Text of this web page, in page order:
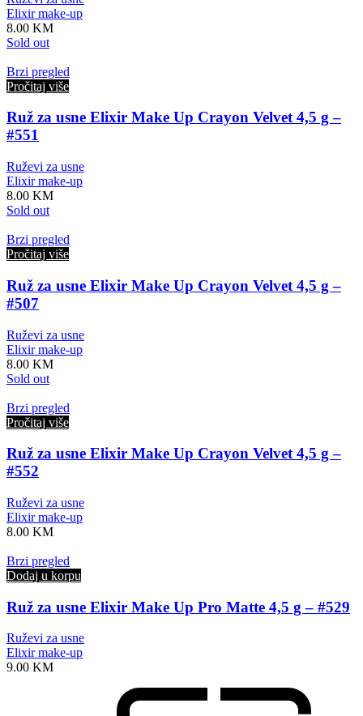
Elixir make-up
8.00 KM
Sold out
Brzi pregled
Pročitaj više
Ruž za usne Elixir Make Up Crayon Velvet 4,5 g –
#551
Ruževi za usne
Elixir make-up
8.00 KM
Sold out
Brzi pregled
Pročitaj više
Ruž za usne Elixir Make Up Crayon Velvet 4,5 g –
#507
Ruževi za usne
Elixir make-up
8.00 KM
Sold out
Brzi pregled
Pročitaj više
Ruž za usne Elixir Make Up Crayon Velvet 4,5 g –
#552
Ruževi za usne
Elixir make-up
8.00 KM
Brzi pregled
Dodaj u korpu
Ruž za usne Elixir Make Up Pro Matte 4,5 g – #529
Ruževi za usne
Elixir make-up
9.00 KM